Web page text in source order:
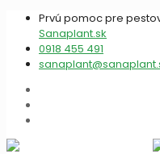
Prvú pomoc pre
Sanaplant.sk
0918 455 491